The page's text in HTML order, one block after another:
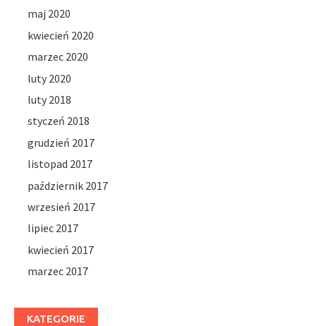
maj 2020
kwiecień 2020
marzec 2020
luty 2020
luty 2018
styczeń 2018
grudzień 2017
listopad 2017
październik 2017
wrzesień 2017
lipiec 2017
kwiecień 2017
marzec 2017
KATEGORIE